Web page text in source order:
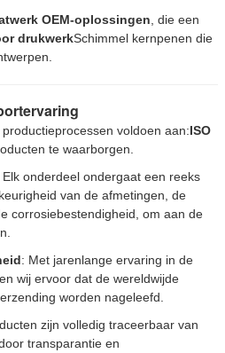
OEM-oplossingen , die een
drukwerkSchimmel kernpenen die
productieprocessen voldoen aan:ISO
te waarborgen.
Elk onderdeel ondergaat een reeks
van de afmetingen, de
corrosiebestendigheid, om aan de
: Met jarenlange ervaring in de
wij ervoor dat de wereldwijde
worden nageleefd.
zijn volledig traceerbaar van
transparantie en